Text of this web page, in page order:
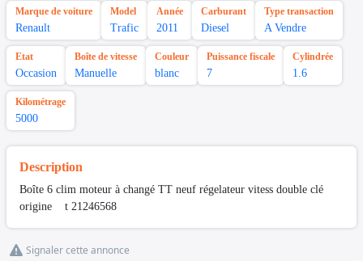
Marque de voiture
Renault
Model
Trafic
Année
2011
Carburant
Diesel
Type transaction
A Vendre
Etat
Occasion
Boîte de vitesse
Manuelle
Couleur
blanc
Puissance fiscale
7
Cylindrée
1.6
Kilométrage
5000
Description
Boîte 6 clim moteur à changé TT neuf régelateur vitess double clé
origine t 21246568
Signaler cette annonce